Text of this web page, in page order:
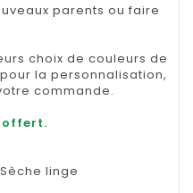
parents ou faire
choix de couleurs de
la personnalisation,
commande.
offert.
linge